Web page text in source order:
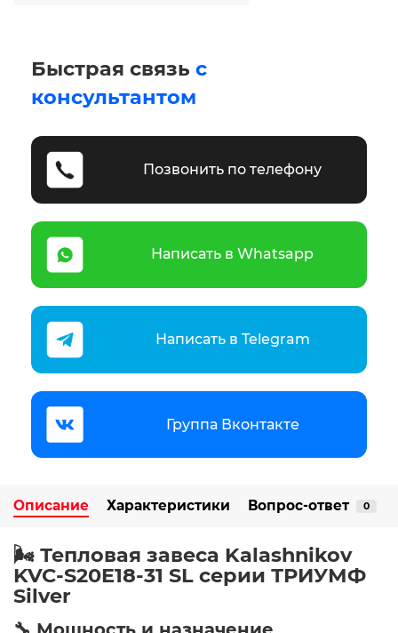
Быстрая связь с
консультантом
Позвонить по телефону
Написать в Whatsapp
Написать в Telegram
Группа Вконтакте
Описание Характеристики Вопрос-ответ 0
🌬️ Тепловая завеса Kalashnikov
KVC-S20E18-31 SL серии ТРИУМФ
Silver